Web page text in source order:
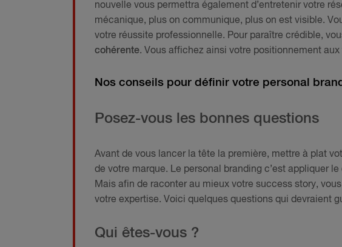
nouvelle vous permettra également d’entretenir votre
mécanique, plus on communique, plus on est visible.
votre réussite professionnelle. Pour paraître crédible,
cohérente. Vous affichez ainsi votre positionnement
Nos conseils pour définir votre personal
Posez-vous les bonnes questions
Avant de vous lancer la tête la première, mettre à plat
de votre marque. Le personal branding c’est appliquer
Mais afin de raconter au mieux votre success story,
votre expertise. Voici quelques questions qui devraient
Qui êtes-vous ?